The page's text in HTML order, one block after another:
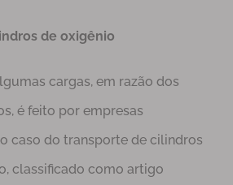
de oxigênio
cargas, em razão dos
é feito por empresas
caso do transporte de cilindros
classificado como artigo